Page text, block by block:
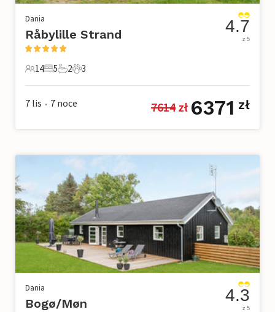
Dania
Råbylille Strand
14 Goście
14
5 Sypialnie
5
2 Łazienki
2
3 Zwierzęta domowe
3
4.7
z 5
7 lis • 7 noce 7614 zł 6371 zł
Dania
Bogø/Møn 4.3
z 5